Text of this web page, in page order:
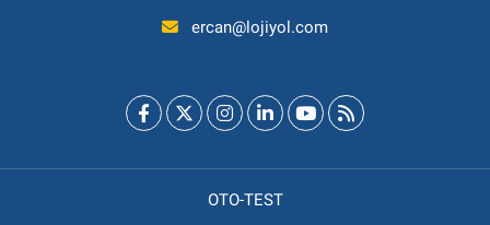
ercan@lojiyol.com
OTO-TEST